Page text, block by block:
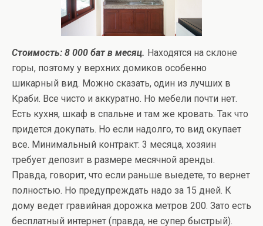
Стоимость: 8 000 бат в месяц. Находятся на склоне
горы, поэтому у верхних домиков особенно
шикарный вид. Можно сказать, один из лучших в
Краби. Все чисто и аккуратно. Но мебели почти нет.
Есть кухня, шкаф в спальне и там же кровать. Так что
придется докупать. Но если надолго, то вид окупает
все. Минимальный контракт: 3 месяца, хозяин
требует депозит в размере месячной аренды.
Правда, говорит, что если раньше выедете, то вернет
полностью. Но предупреждать надо за 15 дней. К
дому ведет гравийная дорожка метров 200. Зато есть
бесплатный интернет (правда, не супер быстрый).